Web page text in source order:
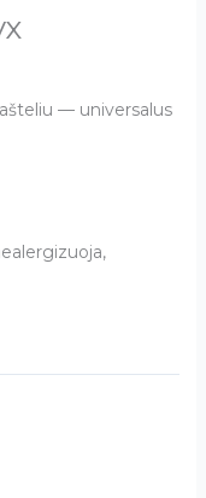
— universalus